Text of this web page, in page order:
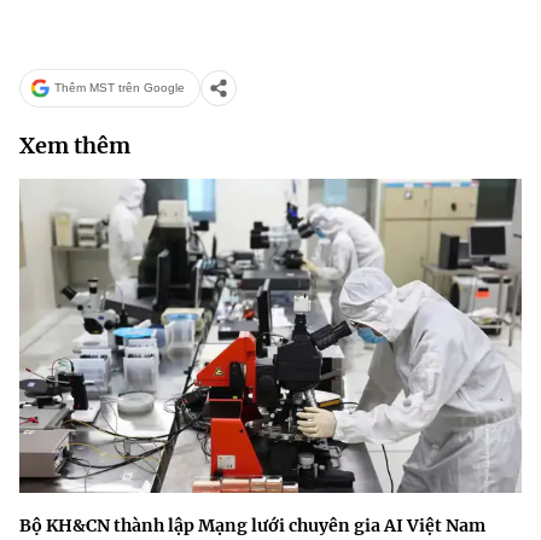
Thêm MST trên Google
Xem thêm
Bộ KH&CN thành lập Mạng lưới chuyên gia AI Việt Nam